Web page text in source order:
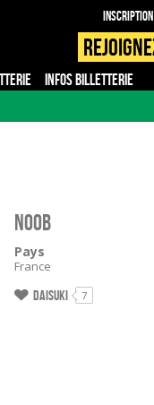
Inscription
INFOS BILLETTERIE
Noob
Pays
France
Daisuki 7